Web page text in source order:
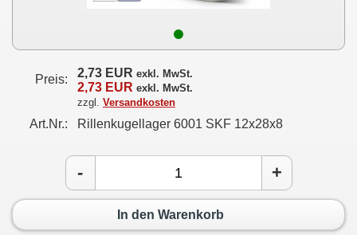
Preis: 2,73 EUR exkl. MwSt.
2,73 EUR exkl. MwSt.
zzgl. Versandkosten
Art.Nr.: Rillenkugellager 6001 SKF 12x28x8
- +
In den Warenkorb